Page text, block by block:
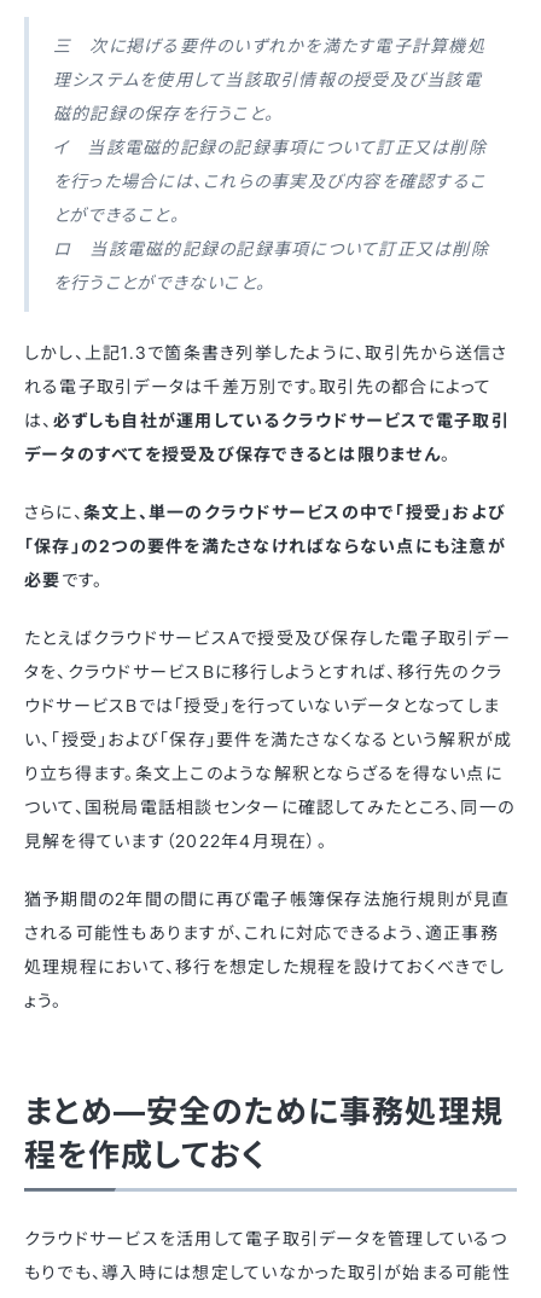
三 次に掲げる要件のいずれかを満たす電子計算機処
理システムを使用して当該取引情報の授受及び当該電
磁的記録の保存を行うこと。
イ 当該電磁的記録の記録事項について訂正又は削除
を行った場合には、これらの事実及び内容を確認するこ
とができること。
ロ 当該電磁的記録の記録事項について訂正又は削除
を行うことができないこと。
しかし、上記1.3で箇条書き列挙したように、取引先から送信さ
れる電子取引データは千差万別です。取引先の都合によって
は、 必ずしも自社が運用しているクラウドサービスで電子取引
データのすべてを授受及び保存できるとは限りません。
さらに、 条文上、単一のクラウドサービスの中で「授受」および
「保存」の2つの要件を満たさなければならない点にも注意が
必要です。
たとえばクラウドサービスAで授受及び保存した電子取引デー
タを、クラウドサービスBに移行しようとすれば、移行先のクラ
ウドサービスBでは「授受」を行っていないデータとなってしま
い、「授受」および「保存」要件を満たさなくなるという解釈が成
り立ち得ます。条文上このような解釈とならざるを得ない点に
ついて、国税局電話相談センターに確認してみたところ、同一の
見解を得ています（2022年4月現在）。
猶予期間の2年間の間に再び電子帳簿保存法施行規則が見直
される可能性もありますが、これに対応できるよう、適正事務
処理規程において、移行を想定した規程を設けておくべきでし
ょう。
まとめ—安全のために事務処理規
程を作成しておく
クラウドサービスを活用して電子取引データを管理しているつ
もりでも、導入時には想定していなかった取引が始まる可能性